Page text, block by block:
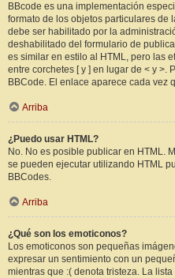
BBcode es una implementación
formato de los objetos particulares de
debe ser habilitado por la
deshabilitado del formulario de
es similar en estilo al HTML, pero las
entre corchetes [ y ] en lugar de < y >.
BBCode. El enlace aparece cada vez
Arriba
¿Puedo usar HTML?
No. No es posible publicar en HTML.
se pueden ejecutar utilizando HTML
BBCodes.
Arriba
¿Qué son los emoticonos?
Los emoticonos son pequeñas
expresar un sentimiento con un
mientras que :( denota tristeza. La